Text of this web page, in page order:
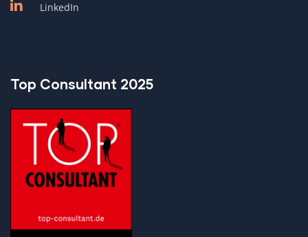
LinkedIn
Top Consultant 2025